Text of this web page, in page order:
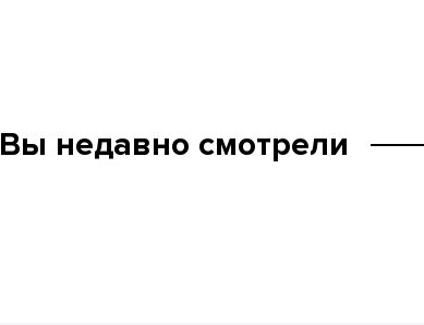
Вы недавно смотрели